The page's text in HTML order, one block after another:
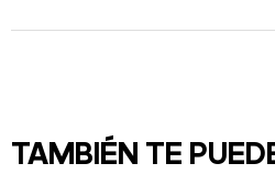
TAMBIÉN TE